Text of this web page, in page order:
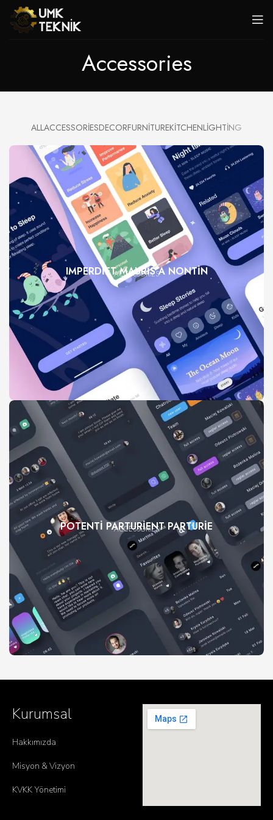
Accessories
ALLACCESSORIESDECORFURNITUREKITCHENLIGHTING
ACCESSORIES
IMPERDIET MAURIS A NONTIN
ACCESSORIES
POTENTI PARTURIENT PARTURIE
Kurumsal
Hakkımızda
Misyon & Vizyon
KVKK Yönetimi